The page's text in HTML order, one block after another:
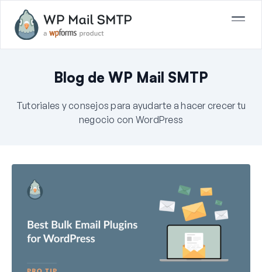
Blog de WP Mail SMTP
Tutoriales y consejos para ayudarte a hacer crecer tu
negocio con WordPress